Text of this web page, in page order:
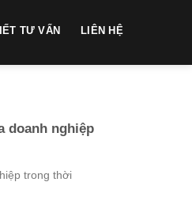
TƯ VẤN LIÊN HỆ
doanh nghiệp
trong thời